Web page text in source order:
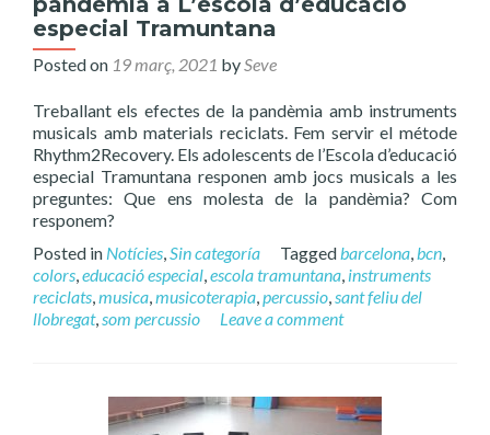
especial Tramuntana
Posted on 19 març, 2021 bySeve
Treballant els efectes de la pandèmia amb instruments
musicals amb materials reciclats. Fem servir el métode
Rhythm2Recovery. Els adolescents de l’Escola d’educació
especial Tramuntana responen amb jocs musicals a les
preguntes: Que ens molesta de la pandèmia? Com
responem?
Posted in Notícies,Sin categoría Taggedbarcelona,bcn,
colors,educació especial,escola tramuntana, instruments
reciclats,musica,musicoterapia,percussio,sant feliu del
llobregat,som percussio Leave a comment